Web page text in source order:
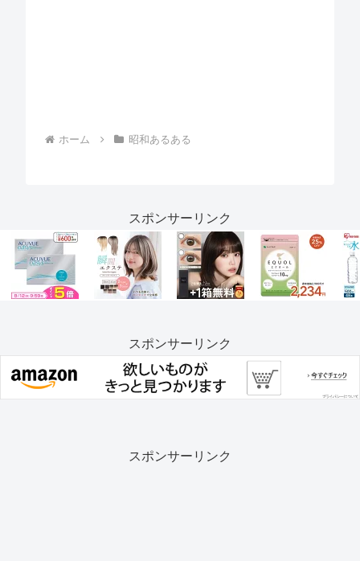
ホーム 昭和あるある
スポンサーリンク
スポンサーリンク
スポンサーリンク